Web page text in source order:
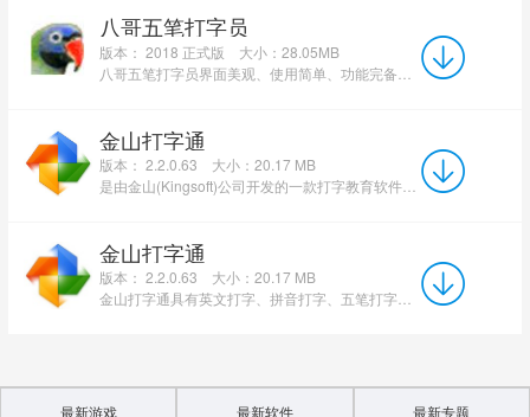
八哥五笔打字员
版本： 2018 正式版
大小：28.05MB
金山打字通
版本： 2.2.0.63
大小：20.17 MB
是由金山(Kingsoft)公司开发的一款打字教育软件。这款软件根据使用者的不同水平，可选择不同的标准，能让用户...
金山打字通
版本： 2.2.0.63
大小：20.17 MB
金山打字通具有英文打字、拼音打字、五笔打字、速度测试四大功能模块，可以让用户从零开始，本站提供最新金山...
最新游戏 最新软件 最新专题